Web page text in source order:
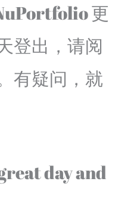
更
登出，请阅
有疑问，就
day and